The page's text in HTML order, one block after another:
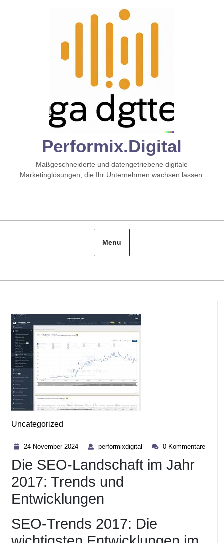
Performix.digital
Maßgeschneiderte und datengetriebene digitale
Marketinglösungen, die Ihr Unternehmen wachsen lassen.
Menu
Uncategorized
24 November 2024
2024
performixdigital performixdigital
0 Kommentare
Die SEO-Landschaft im Jahr
2017: Trends und
Entwicklungen
SEO-Trends 2017: Die